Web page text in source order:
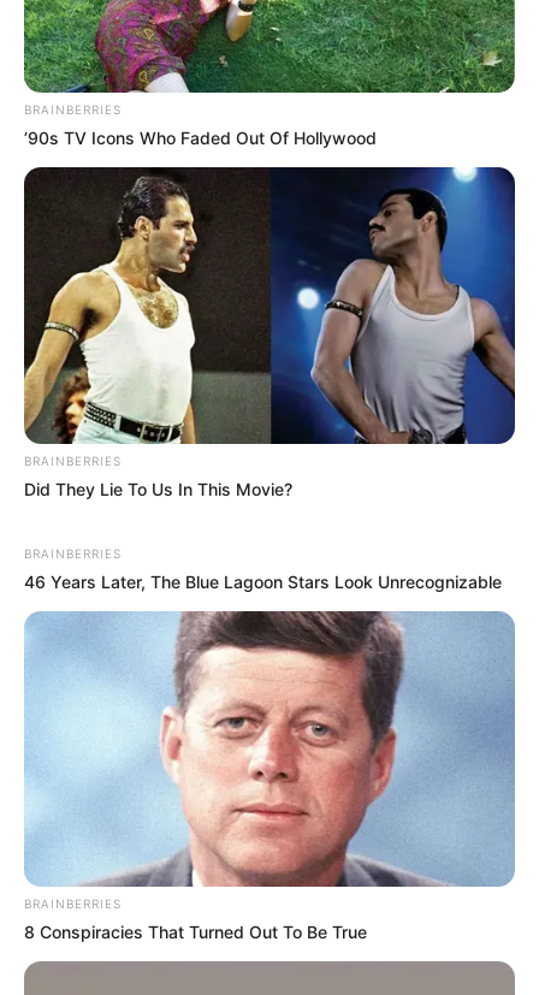
BRAINBERRIES
’90s TV Icons Who Faded Out Of Hollywood
BRAINBERRIES
Did They Lie To Us In This Movie?
BRAINBERRIES
46 Years Later, The Blue Lagoon Stars Look Unrecognizable
BRAINBERRIES
8 Conspiracies That Turned Out To Be True